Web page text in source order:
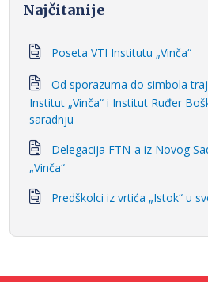
Najčitanije
Poseta VTI Institutu „Vinča“
Od sporazuma do simbola
Institut „Vinča“ i Institut Ruđer
saradnju
Delegacija FTN-a iz Novog
„Vinča“
Predškolci iz vrtića „Istok“ u